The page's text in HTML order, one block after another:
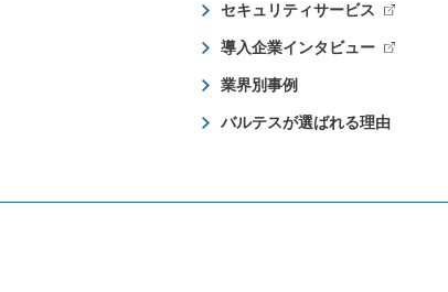
セキュリティサービス
導入企業インタビュー
業界別事例
バルテスが選ばれる理由